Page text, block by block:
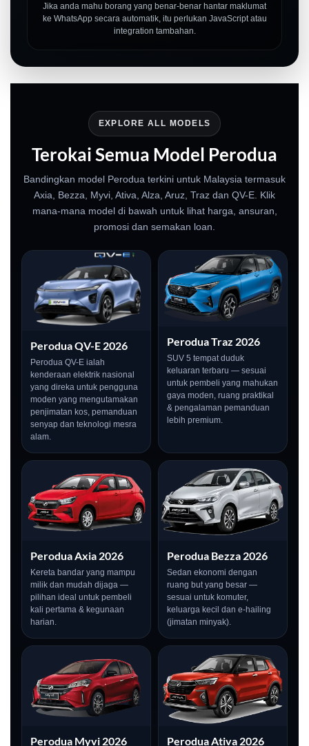
Jika anda mahu borang yang benar-benar hantar maklumat
ke WhatsApp secara automatik, itu perlukan JavaScript atau
integration tambahan.
EXPLORE ALL MODELS
Terokai Semua Model Perodua
Bandingkan model Perodua terkini untuk Malaysia termasuk
Axia, Bezza, Myvi, Ativa, Alza, Aruz, Traz dan QV-E. Klik
mana-mana model di bawah untuk lihat harga, ansuran,
promosi dan semakan loan.
Perodua QV-E 2026
Perodua QV-E ialah
kenderaan elektrik nasional
yang direka untuk pengguna
moden yang mengutamakan
penjimatan kos, pemanduan
senyap dan teknologi mesra
alam.
Perodua Traz 2026
SUV 5 tempat duduk
keluaran terbaru — sesuai
untuk pembeli yang mahukan
gaya moden, ruang praktikal
& pengalaman pemanduan
lebih premium.
Perodua Axia 2026
Kereta bandar yang mampu
milik dan mudah dijaga —
pilihan ideal untuk pembeli
kali pertama & kegunaan
harian.
Perodua Bezza 2026
Sedan ekonomi dengan
ruang but yang besar —
sesuai untuk komuter,
keluarga kecil dan e-hailing
(jimatan minyak).
Perodua Myvi 2026 Perodua Ativa 2026